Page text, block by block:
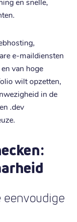
e-maildiensten
van hoge
wilt opzetten,
in de
.dev
eenvoudige